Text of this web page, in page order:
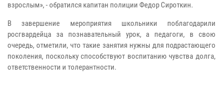
взрослым», - обратился капитан полиции Федор Сироткин.
В завершение мероприятия школьники поблагодарили
росгвардейца за познавательный урок, а педагоги, в свою
очередь, отметили, что такие занятия нужны для подрастающего
поколения, поскольку способствуют воспитанию чувства долга,
ответственности и толерантности.